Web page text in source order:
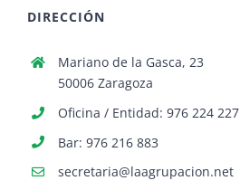
DIRECCIÓN
Mariano de la Gasca, 23
50006 Zaragoza
Oficina / Entidad: 976 224 227
Bar: 976 216 883
secretaria@laagrupacion.net